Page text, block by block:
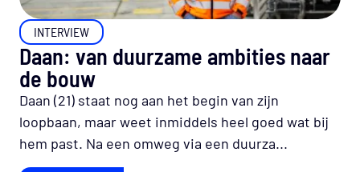
INTERVIEW
Daan: van duurzame ambities naar
de bouw
Daan (21) staat nog aan het begin van zijn
loopbaan, maar weet inmiddels heel goed wat bij
hem past. Na een omweg via een duurza...